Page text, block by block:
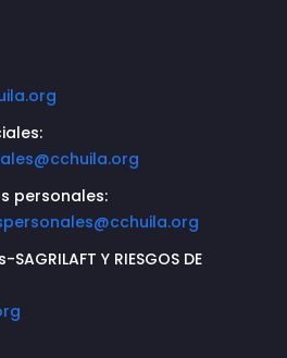
personales:
Y RIESGOS DE